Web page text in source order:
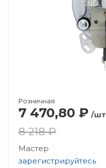
Розничная
7 470,80 ₽ /шт
8 218 ₽
Мастер
зарегистрируйтесь